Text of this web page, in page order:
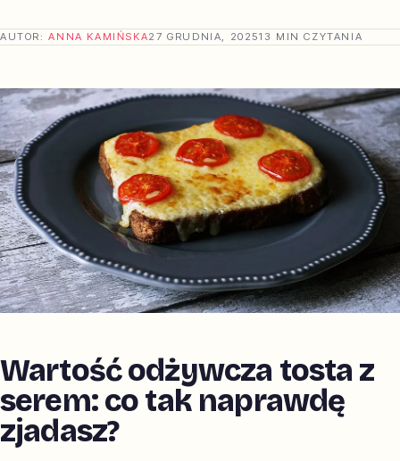
AUTOR:ANNA KAMIŃSKA27 GRUDNIA, 202513 MIN CZYTANIA
Wartość odżywcza tosta z
serem: co tak naprawdę
zjadasz?